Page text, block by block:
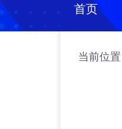
首页
当前位置